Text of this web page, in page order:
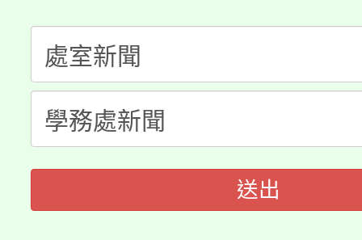
程，歡迎學生輔導中心
心理、諮商輔導、社會
系所師生報名參加。
縣市「校園短影音徵選
門員」簡章及活動海報
踴躍報名參加。
桃園市115學年度學生
要點
「桃園市補助參觀特色
展演活動實施計畫」
115年度「教育部表揚
義教育推展貢獻獎」
送出